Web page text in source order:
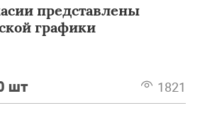
представлены
графики
шт 1821